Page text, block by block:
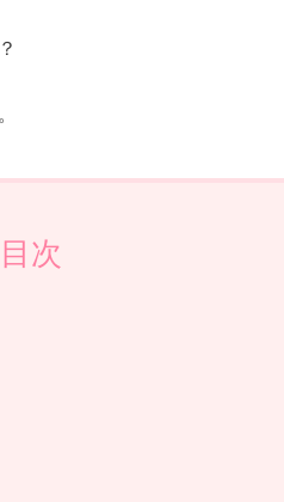
目次